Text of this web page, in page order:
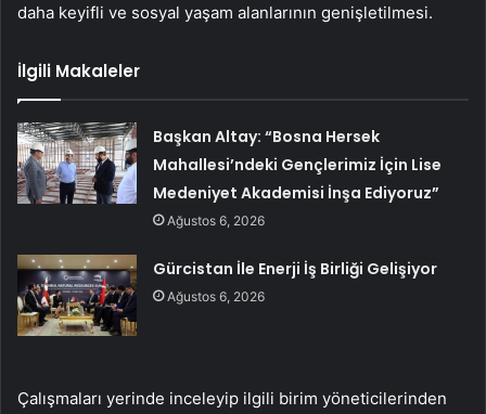
daha keyifli ve sosyal yaşam alanlarının genişletilmesi.
İlgili Makaleler
Başkan Altay: “Bosna Hersek
Mahallesi’ndeki Gençlerimiz İçin Lise
Medeniyet Akademisi İnşa Ediyoruz”
Ağustos 6, 2026
Gürcistan İle Enerji İş Birliği Gelişiyor
Ağustos 6, 2026
Çalışmaları yerinde inceleyip ilgili birim yöneticilerinden